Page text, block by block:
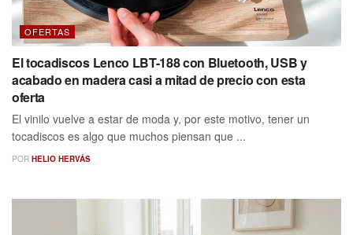
OFERTAS
El tocadiscos Lenco LBT-188 con Bluetooth, USB y
acabado en madera casi a mitad de precio con esta
oferta
El vinilo vuelve a estar de moda y, por este motivo, tener un
tocadiscos es algo que muchos piensan que ...
POR HELIO HERVÁS